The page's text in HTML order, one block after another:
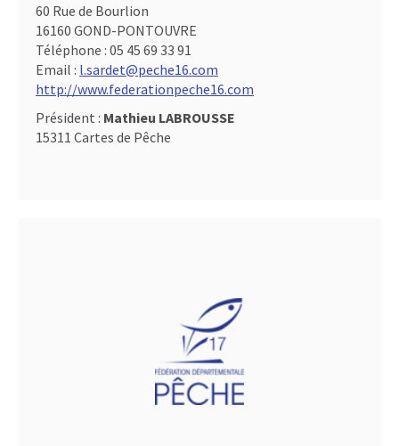
60 Rue de Bourlion
16160 GOND-PONTOUVRE
Téléphone : 05 45 69 33 91
Email : l.sardet@peche16.com
http://www.federationpeche16.com
Président : Mathieu LABROUSSE
15311 Cartes de Pêche